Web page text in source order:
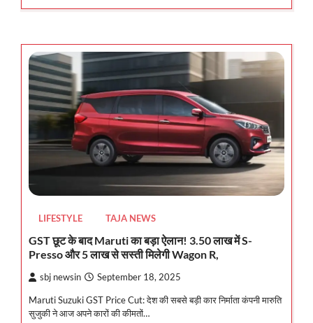
LIFESTYLE TAJA NEWS
GST छूट के बाद Maruti का बड़ा ऐलान! 3.50 लाख में S-
Presso और 5 लाख से सस्ती मिलेगी Wagon R,
sbj newsin September 18, 2025
Maruti Suzuki GST Price Cut: देश की सबसे बड़ी कार निर्माता कंपनी मारुति
सुजुकी ने आज अपने कारों की कीमतों…